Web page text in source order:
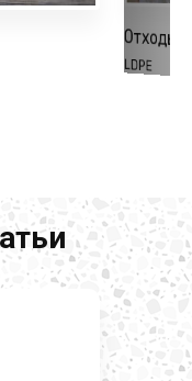
Отходы
LDPE